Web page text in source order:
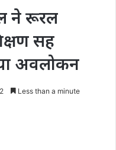
ने रूरल
सह
अवलोकन
Less than a minute